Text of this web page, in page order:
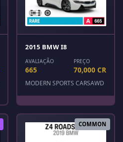
2015 BMW I8
AVALIAÇÃO
665
PREÇO
70,000 CR
MODERN SPORTS CARSAWD
COMMON